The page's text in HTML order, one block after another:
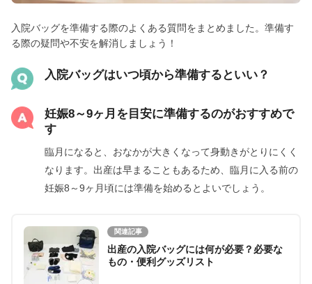
入院バッグを準備する際のよくある質問をまとめました。準備す
る際の疑問や不安を解消しましょう！
入院バッグはいつ頃から準備するといい？
妊娠8～9ヶ月を目安に準備するのがおすすめで
す
臨月になると、おなかが大きくなって身動きがとりにくく
なります。出産は早まることもあるため、臨月に入る前の
妊娠8～9ヶ月頃には準備を始めるとよいでしょう。
関連記事
出産の入院バッグには何が必要？必要な
もの・便利グッズリスト